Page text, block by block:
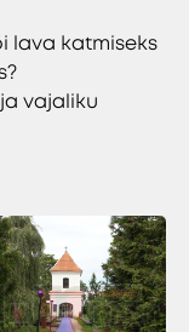
lava katmiseks
vajaliku